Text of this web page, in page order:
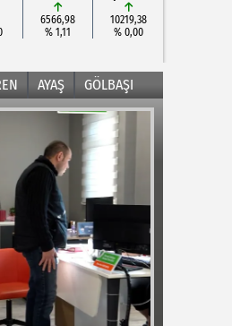
6566,98
% 1,11
10219,38
% 0,00
AYAŞ GÖLBAŞI